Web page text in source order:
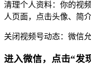
清理个人资料：你的视
人页面，点击头像、简
关闭视频号动态：微信
进入微信，点击“发